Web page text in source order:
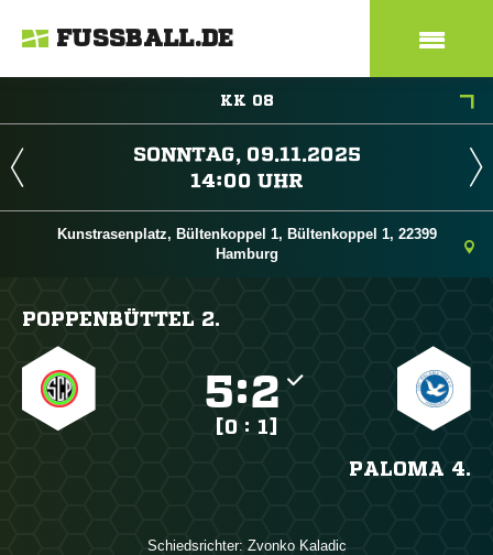
FUSSBALL.DE
KK 08
 
 
Kunstrasenplatz, Bültenkoppel 1, Bültenkoppel 1, 22399
Hamburg
POPPENBÜTTEL 2.
:
[0 : 1]
PALOMA 4.
Schiedsrichter:  